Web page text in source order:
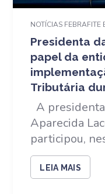
NOTÍCIAS FEBRAFITE
Presidenta
papel da
Tributária
A
Aparecida
participou,
LEIA MAIS